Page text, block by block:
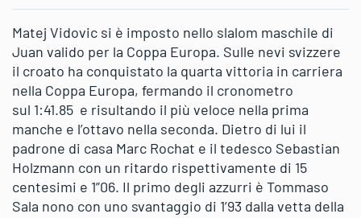
Matej Vidovic si è imposto nello slalom maschile di
Juan valido per la Coppa Europa. Sulle nevi svizzere
il croato ha conquistato la quarta vittoria in carriera
nella Coppa Europa, fermando il cronometro
sul 1:41.85 e risultando il più veloce nella prima
manche e l’ottavo nella seconda. Dietro di lui il
padrone di casa Marc Rochat e il tedesco Sebastian
Holzmann con un ritardo rispettivamente di 15
centesimi e 1”06. Il primo degli azzurri è Tommaso
Sala nono con uno svantaggio di 1’93 dalla vetta della
GER
STROLZ Johannes AUT
5 14 RASCHNER Dominik AUT +1.27
6 6 STEHLE Dominik GER +1.82 10